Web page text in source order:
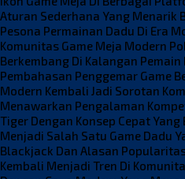
Aturan Sederhana Yang Menarik
Pesona Permainan Dadu Di Era
Komunitas Game Meja Modern
Berkembang Di Kalangan Pemain
Pembahasan Penggemar Game
Modern Kembali Jadi Sorotan
Menawarkan Pengalaman
Tiger Dengan Konsep Cepat
Menjadi Salah Satu Game Dadu
Blackjack Dan Alasan
Kembali Menjadi Tren Di